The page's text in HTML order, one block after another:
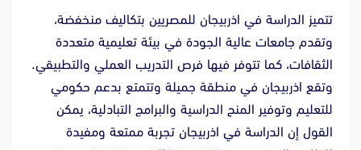
تتميز الدراسة في اذربيجان للمصريين بتكاليف منخفضة،
وتقدم جامعات عالية الجودة في بيئة تعليمية متعددة
الثقافات، كما تتوفر فيها فرص التدريب العملي والتطبيقي.
وتقع اذربيجان في منطقة جميلة وتتمتع بدعم حكومي
للتعليم وتوفير المنح الدراسية والبرامج التبادلية، يمكن
القول إن الدراسة في اذربيجان تجربة ممتعة ومفيدة